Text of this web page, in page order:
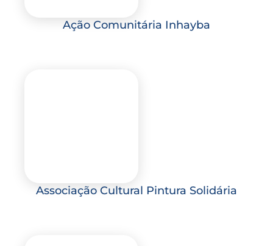
Ação Comunitária Inhayba
Associação Cultural Pintura Solidária